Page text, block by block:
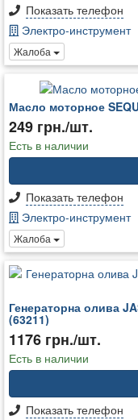
Показать телефон
Электро-инструмент
Жалоба
Масло моторное
249 грн./шт.
Есть в наличии
Показать телефон
Электро-инструмент
Жалоба
Генераторна олива
(63211)
1176 грн./шт.
Есть в наличии
Показать телефон